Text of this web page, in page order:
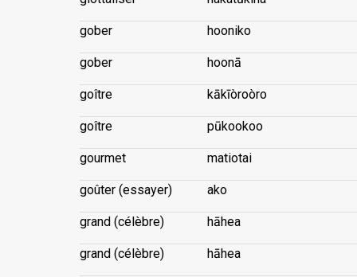
gober hooniko
gober hoonā
goître kākīòroòro
goître pūkookoo
gourmet matiotai
goûter (essayer) ako
grand (célèbre) hāhea
grand (célèbre) hāhea